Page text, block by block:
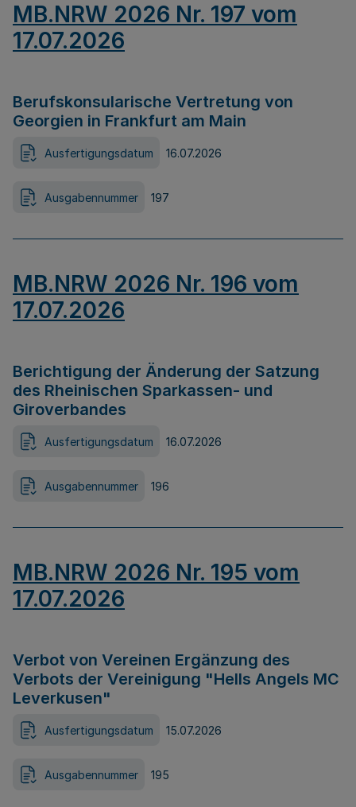
MB.NRW 2026 Nr. 197 vom
17.07.2026
Berufskonsularische Vertretung von
Georgien in Frankfurt am Main
Ausfertigungsdatum 16.07.2026
Ausgabennummer 197
MB.NRW 2026 Nr. 196 vom
17.07.2026
Berichtigung der Änderung der Satzung
des Rheinischen Sparkassen- und
Giroverbandes
Ausfertigungsdatum 16.07.2026
Ausgabennummer 196
MB.NRW 2026 Nr. 195 vom
17.07.2026
Verbot von Vereinen Ergänzung des
Verbots der Vereinigung "Hells Angels MC
Leverkusen"
Ausfertigungsdatum 15.07.2026
Ausgabennummer 195